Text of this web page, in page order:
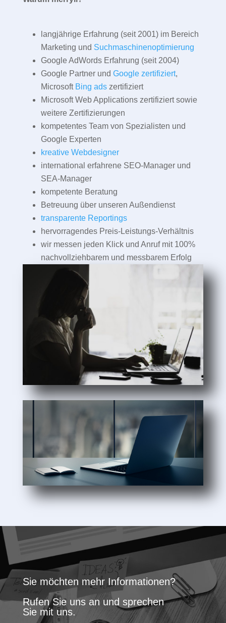
langjährige Erfahrung (seit 2001) im Bereich
Marketing und Suchmaschinenoptimierung
Google AdWords Erfahrung (seit 2004)
Google Partner und Google zertifiziert,
Microsoft Bing adszertifiziert
Microsoft Web Applications zertifiziert sowie
weitere Zertifizierungen
kompetentes Team von Spezialisten und
Google Experten
kreative Webdesigner
international erfahrene SEO-Manager und
SEA-Manager
kompetente Beratung
Betreuung über unseren Außendienst
transparente Reportings
hervorragendes Preis-Leistungs-Verhältnis
wir messen jeden Klick und Anruf mit 100%
nachvollziehbarem und messbarem Erfolg
Sie möchten mehr Informationen?
Rufen Sie uns an und sprechen
Sie mit uns.